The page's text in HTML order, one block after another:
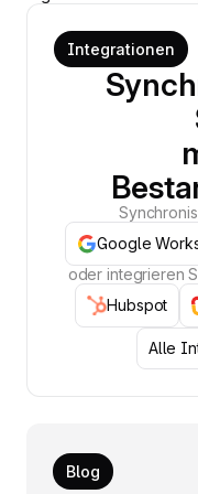
Integrationen
Google
oder integrieren
Hubspot
Alle
Blog